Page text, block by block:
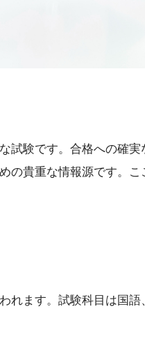
験です。合格への確実
貴重な情報源です。
れます。試験科目は国